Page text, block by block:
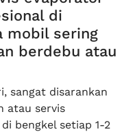
di
mobil sering
berdebu atau
sangat disarankan
atau servis
bengkel setiap 1-2